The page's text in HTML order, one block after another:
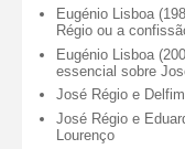
Eugénio Lisboa
Régio ou a
Eugénio Lisboa
essencial sobre
José Régio e
José Régio e
Lourenço